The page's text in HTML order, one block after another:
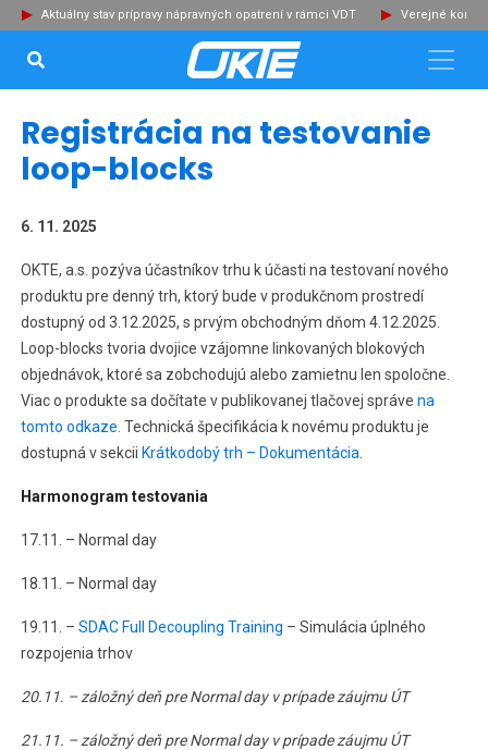
Aktuálny stav prípravy nápravných opatrení v rámci VDT Verejné
Registrácia na testovanie
loop-blocks
6. 11. 2025
OKTE, a.s. pozýva účastníkov trhu k účasti na testovaní nového
produktu pre denný trh, ktorý bude v produkčnom prostredí
dostupný od 3.12.2025, s prvým obchodným dňom 4.12.2025.
Loop-blocks tvoria dvojice vzájomne linkovaných blokových
objednávok, ktoré sa zobchodujú alebo zamietnu len spoločne.
Viac o produkte sa dočítate v publikovanej tlačovej správe na
tomto odkaze. Technická špecifikácia k novému produktu je
dostupná v sekcii Krátkodobý trh – Dokumentácia
Harmonogram testovania
17.11. – Normal day
18.11. – Normal day
19.11. – SDAC Full Decoupling Training – Simulácia úplného
rozpojenia trhov
20.11. – záložný deň pre Normal day v prípade záujmu ÚT
21.11. – záložný deň pre Normal day v prípade záujmu ÚT